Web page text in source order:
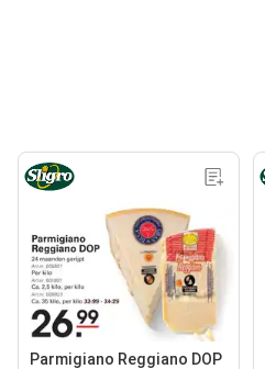
Parmigiano Reggiano DOP